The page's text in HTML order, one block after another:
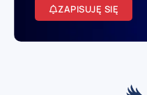
ZAPISUJĘ SIĘ